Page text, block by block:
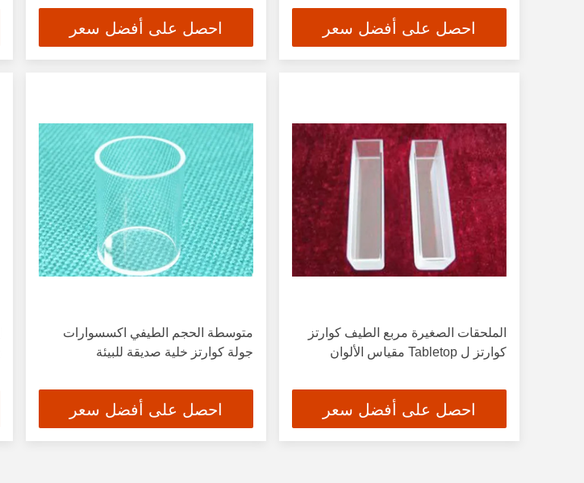
احصل على أفضل سعر احصل على أفضل سعر
الملحقات الصغيرة مربع الطيف كوارتز
كوارتز ل Tabletop مقياس الألوان
احصل على أفضل سعر
متوسطة الحجم الطيفي اكسسوارات
جولة كوارتز خلية صديقة للبيئة
احصل على أفضل سعر